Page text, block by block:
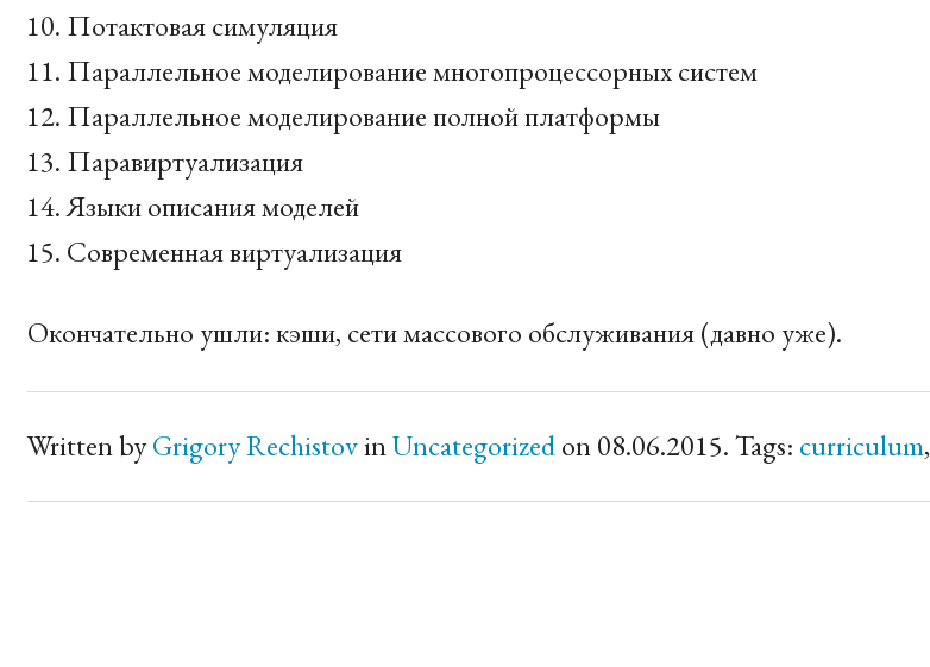
Потактовая симуляция
Параллельное моделирование многопроцессорных систем
Параллельное моделирование полной платформы
Паравиртуализация
Языки описания моделей
Современная виртуализация
Окончательно ушли: кэши, сети массового обслуживания (давно уже).
Written byGrigory RechistovinUncategorizedon 08.06.2015. Tags: curriculum,